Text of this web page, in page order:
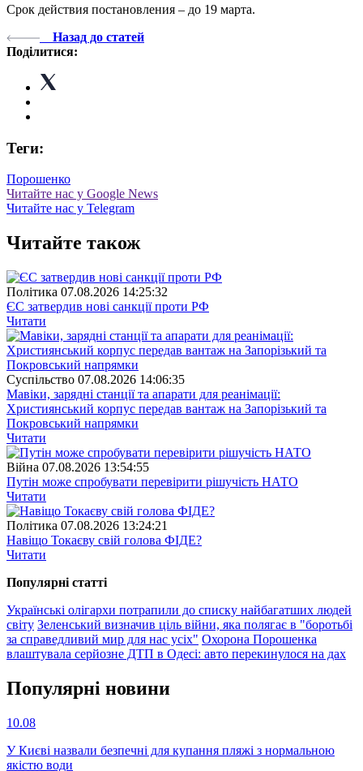
Срок действия постановления – до 19 марта.
Назад до статей
Поділитися:
Теги:
Порошенко
Читайте нас у Google News
Читайте нас у Telegram
Читайте також
Полiтика 07.08.2026 14:25:32
ЄС затвердив нові санкції проти РФ
Читати
Суспiльство 07.08.2026 14:06:35
Мавіки, зарядні станції та апарати для реанімації:
Християнський корпус передав вантаж на Запорізький та
Покровський напрямки
Читати
Війна 07.08.2026 13:54:55
Путін може спробувати перевірити рішучість НАТО
Читати
Полiтика 07.08.2026 13:24:21
Навіщо Токаєву свій голова ФІДЕ?
Читати
Популярнi статтi
Українські олігархи потрапили до списку найбагатших людей
світу Зеленський визначив ціль війни, яка полягає в "боротьбі
за справедливий мир для нас усіх" Охорона Порошенка
влаштувала серйозне ДТП в Одесі: авто перекинулося на дах
Популярнi новини
10.08
У Києві назвали безпечні для купання пляжі з нормальною
якістю води